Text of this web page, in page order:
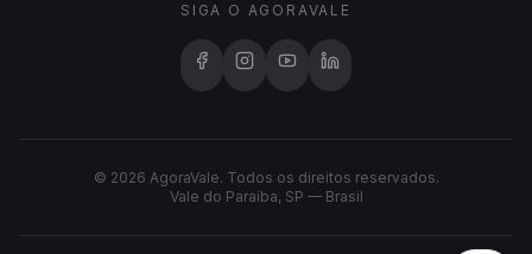
SIGA O AGORAVALE
© 2026 AgoraVale. Todos os direitos reservados.
Vale do Paraíba, SP — Brasil